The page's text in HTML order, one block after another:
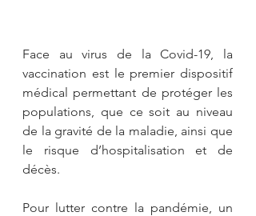
Face au virus de la Covid-19, la
vaccination est le premier dispositif
médical permettant de protéger les
populations, que ce soit au niveau
de la gravité de la maladie, ainsi que
le risque d’hospitalisation et de
décès.
Pour lutter contre la pandémie, un